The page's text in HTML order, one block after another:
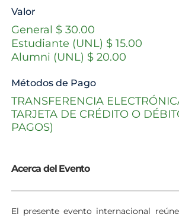
Valor
General $ 30.00
Estudiante (UNL) $ 15.00
Alumni (UNL) $ 20.00
Métodos de Pago
TRANSFERENCIA
TARJETA DE CRÉDITO O
PAGOS)
Acerca del Evento
El presente evento internacional